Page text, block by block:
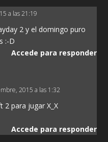
a las 21:19
2 y el domingo puro
:-D
Accede para responder
2015 a las 1:32
2 para jugar X_X
Accede para responder